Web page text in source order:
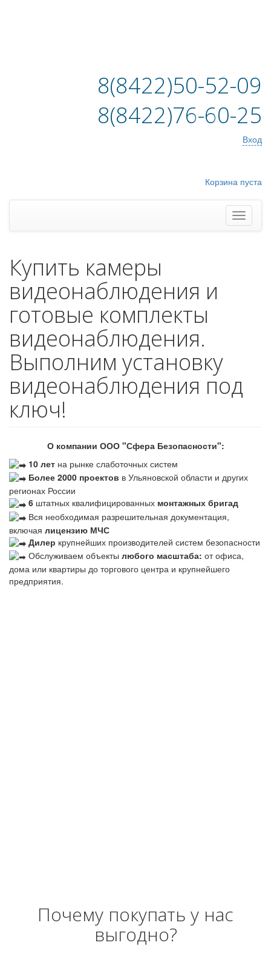
8(8422)50-52-09
8(8422)76-60-25
Вход
Корзина пуста
Купить камеры
видеонаблюдения и
готовые комплекты
видеонаблюдения.
Выполним установку
видеонаблюдения под
ключ!
О компании ООО "Сфера Безопасности":
10 лет на рынке слаботочных систем
Более 2000 проектов в Ульяновской области и других
регионах России
6 штатных квалифицированных монтажных бригад
Вся необходимая разрешительная документация,
включая лицензию МЧС
Дилер крупнейших производителей систем безопасности
Обслуживаем объекты любого масштаба: от офиса,
дома или квартиры до торгового центра и крупнейшего
предприятия.
Почему покупать у нас
выгодно?